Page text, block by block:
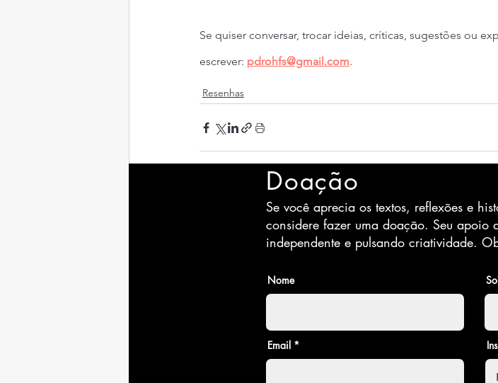
Se quiser conversar, trocar ideias, críticas, sugestões ou
escrever: pdrohfs@gmail.com.
Resenhas
Doação
Se você aprecia os textos, reflexões e
considere fazer uma doação. Seu apoio
independente e pulsando criatividade.
Nome
Email